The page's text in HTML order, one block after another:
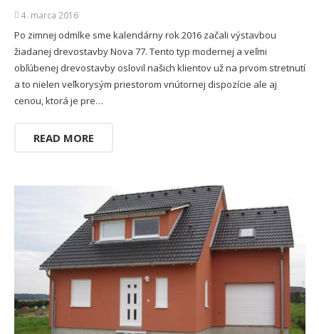
4. marca 2016
Po zimnej odmlke sme kalendárny rok 2016 začali výstavbou
žiadanej drevostavby Nova 77. Tento typ modernej a veľmi
obľúbenej drevostavby oslovil našich klientov už na prvom stretnutí
a to nielen veľkorysým priestorom vnútornej dispozície ale aj
cenou, ktorá je pre…
READ MORE